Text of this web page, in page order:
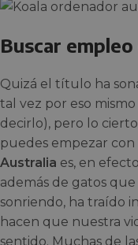
Buscar
Quizá el título ha
tal vez por eso
decirlo), pero lo
puedes empezar con
Australia es, en
además de gatos
sonriendo, ha traído
hacen que nuestra
sentido. Muchas de